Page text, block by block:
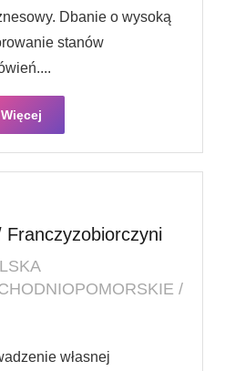
Dbanie o wysoką
stanów
Więcej
/
własnej